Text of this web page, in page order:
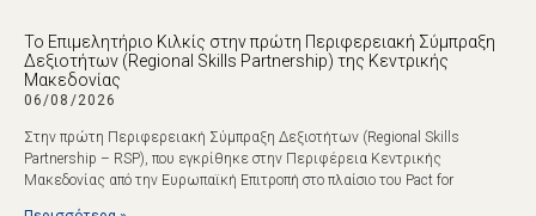
Το Επιμελητήριο Κιλκίς στην πρώτη Περιφερειακή Σύμπραξη
Δεξιοτήτων (Regional Skills Partnership) της Κεντρικής
Μακεδονίας
06/08/2026
Στην πρώτη Περιφερειακή Σύμπραξη Δεξιοτήτων (Regional Skills
Partnership – RSP), που εγκρίθηκε στην Περιφέρεια Κεντρικής
Μακεδονίας από την Ευρωπαϊκή Επιτροπή στο πλαίσιο του Pact for